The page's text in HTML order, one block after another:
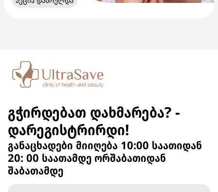
გჭირდებათ დახმარება? -
დარეგისტრირდი!
განაცხადები მიიღება 10:00 საათიდან
20: 00 საათამდე ორშაბათიდან
შაბათამდე